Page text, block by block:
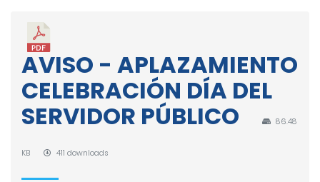
AVISO - APLAZAMIENTO
CELEBRACIÓN DÍA DEL
SERVIDOR PÚBLICO
86.48
KB 411 downloads